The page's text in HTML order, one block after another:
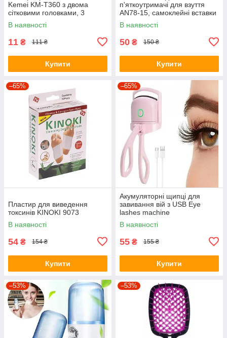
Kemei KM-T360 з двома
сітковими головками, 3
швидкостями та LCD-
дисплеєм, корпус із
В наявності
11 ₴ 111 ₴
Купити
п'яткоутримачі для взуття
AN78-15, самоклейні вставки
від натирання та мозолів, для
зменшення розміру взуття
В наявності
50 ₴ 150 ₴
Купити
–65%
Пластир для виведення
токсинів KINOKI 9073
В наявності
54 ₴ 154 ₴
Купити
–65%
Акумуляторні щипці для
завивання вій з USB Eye
lashes machine
В наявності
55 ₴ 155 ₴
Купити
–53% –53%